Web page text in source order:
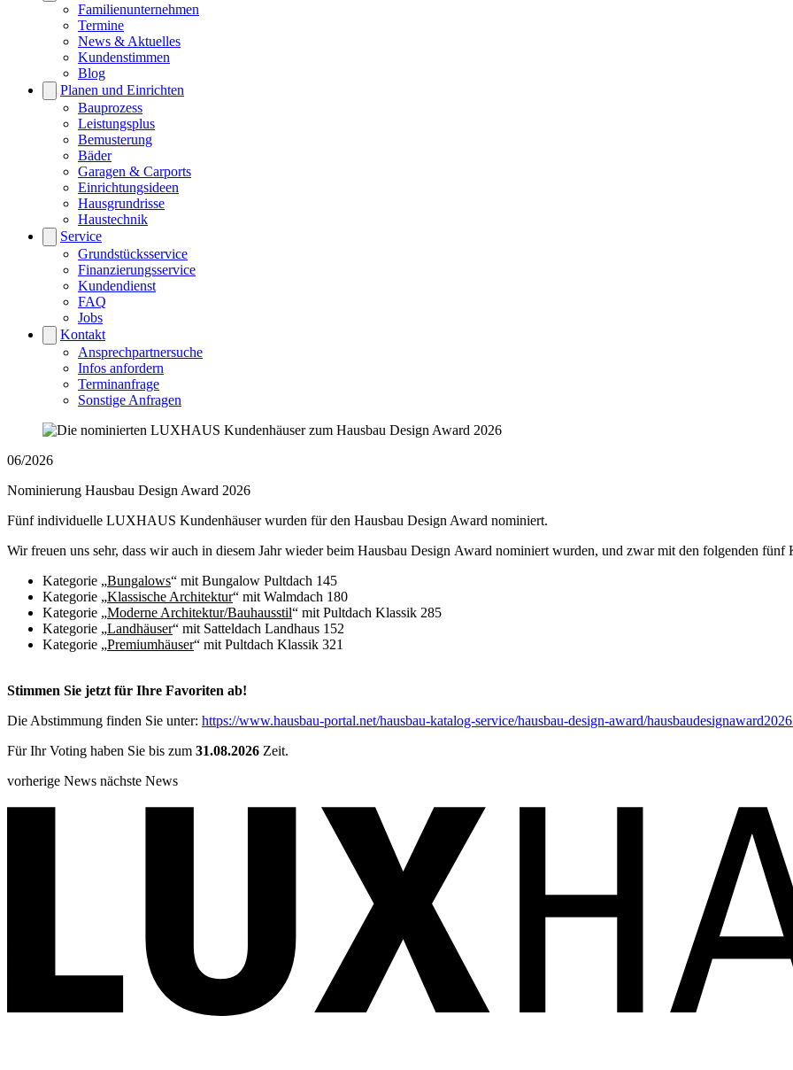
Familienunternehmen
Termine
News & Aktuelles
Kundenstimmen
Blog
Planen und Einrichten
Bauprozess
Leistungsplus
Bemusterung
Bäder
Garagen & Carports
Einrichtungsideen
Hausgrundrisse
Haustechnik
Service
Grundstücksservice
Finanzierungsservice
Kundendienst
FAQ
Jobs
Kontakt
Ansprechpartnersuche
Infos anfordern
Terminanfrage
Sonstige Anfragen
06/2026
Nominierung Hausbau Design Award 2026
Fünf individuelle LUXHAUS Kundenhäuser wurden für den Hausbau Design Award nominiert.
Wir freuen uns sehr, dass wir auch in diesem Jahr wieder beim Hausbau Design Award nominiert wurden, und zwar mit den folgenden fünf
Kategorie „Bungalows“ mit Bungalow Pultdach 145
Kategorie „Klassische Architektur“ mit Walmdach 180
Kategorie „Moderne Architektur/Bauhausstil“ mit Pultdach Klassik 285
Kategorie „Landhäuser“ mit Satteldach Landhaus 152
Kategorie „Premiumhäuser“ mit Pultdach Klassik 321
Stimmen Sie jetzt für Ihre Favoriten ab!
Die Abstimmung finden Sie unter: https://www.hausbau-portal.net/hausbau-katalog-service/hausbau-design-award/
Für Ihr Voting haben Sie bis zum 31.08.2026 Zeit.
vorherige News nächste News